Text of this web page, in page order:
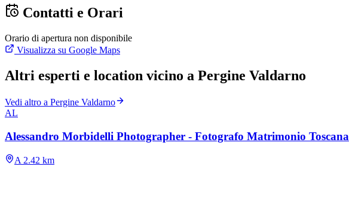
Contatti e Orari
Orario di apertura non disponibile
Visualizza su Google Maps
Altri esperti e location vicino a Pergine Valdarno
Vedi altro a Pergine Valdarno
AL
Alessandro Morbidelli Photographer - Fotografo Matrimonio Toscana
A 2.42 km